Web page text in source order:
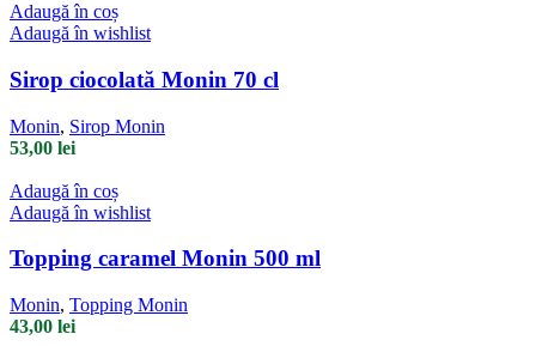
Adaugă în coș
Adaugă în wishlist
Sirop ciocolată Monin 70 cl
Monin, Sirop Monin
53,00 lei
Adaugă în coș
Adaugă în wishlist
Topping caramel Monin 500 ml
Monin, Topping Monin
43,00 lei